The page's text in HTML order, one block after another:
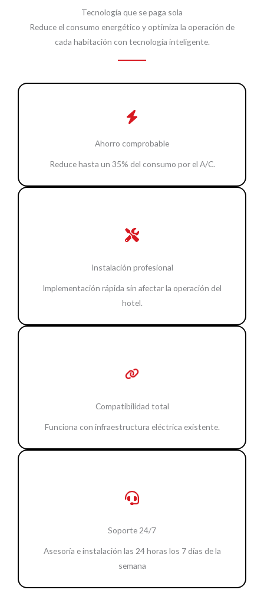
Tecnología que se paga sola
Reduce el consumo energético y optimiza la operación de
cada habitación con tecnología inteligente.
Ahorro comprobable
Reduce hasta un 35% del consumo por el A/C.
Instalación profesional
Implementación rápida sin afectar la operación del
hotel.
Compatibilidad total
Funciona con infraestructura eléctrica existente.
Soporte 24/7
Asesoría e instalación las 24 horas los 7 días de la
semana